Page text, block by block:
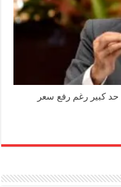
حد كبير رغم رفع سعر